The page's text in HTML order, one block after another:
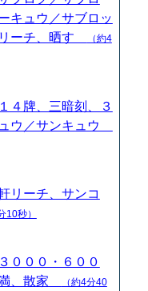
キュウ／サブロッ
ーチ、晒す
（約4
４牌、三暗刻、３
ウ／サンキュウ
リーチ、サンコ
10秒）
０００・６００
、散家
（約4分40